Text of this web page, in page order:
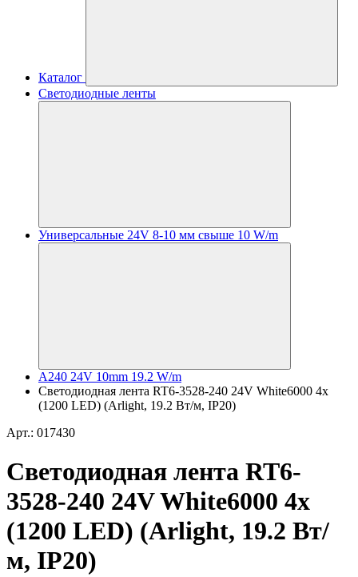
Каталог
Светодиодные ленты
Универсальные 24V 8-10 мм свыше 10 W/m
A240 24V 10mm 19.2 W/m
Светодиодная лента RT6-3528-240 24V White6000 4x
(1200 LED) (Arlight, 19.2 Вт/м, IP20)
Арт.: 017430
Светодиодная лента RT6-
3528-240 24V White6000 4x
(1200 LED) (Arlight, 19.2 Вт/
м, IP20)